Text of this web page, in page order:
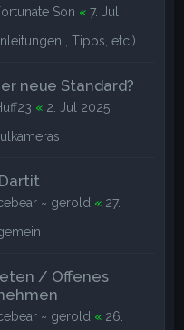
Son «7. Jul
, Tipps, etc.)
neue Standard?
« 2. Jul 2025
~ gerold « 27.
/ Offenes
~ gerold « 26.